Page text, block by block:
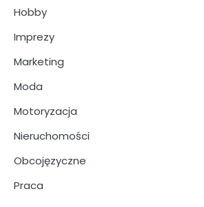
Hobby
Imprezy
Marketing
Moda
Motoryzacja
Nieruchomości
Obcojęzyczne
Praca